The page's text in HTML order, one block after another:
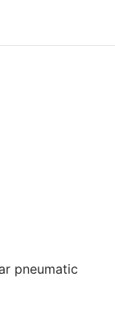
pneumatic